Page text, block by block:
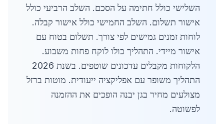
השלישי כולל חתימה על הסכם. השלב הרביעי כולל
אישור תשלום. השלב החמישי כולל אישור קבלה.
לוחות זמנים גמישים לפי צורך. תשלום בטוח עם
אישור מיידי. התהליך כולו לוקח פחות משבוע.
הלקוחות מקבלים עדכונים שוטפים. בשנת 2026
התהליך משופר עם אפליקציה ייעודית. מוטות ברזל
מצולעים מחיר בגן יבנה הופכים את ההזמנה
לפשוטה.